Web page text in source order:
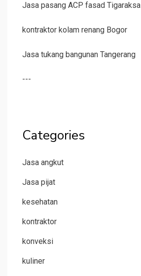
Jasa pasang ACP fasad Tigaraksa
kontraktor kolam renang Bogor
Jasa tukang bangunan Tangerang
---
Categories
Jasa angkut
Jasa pijat
kesehatan
kontraktor
konveksi
kuliner